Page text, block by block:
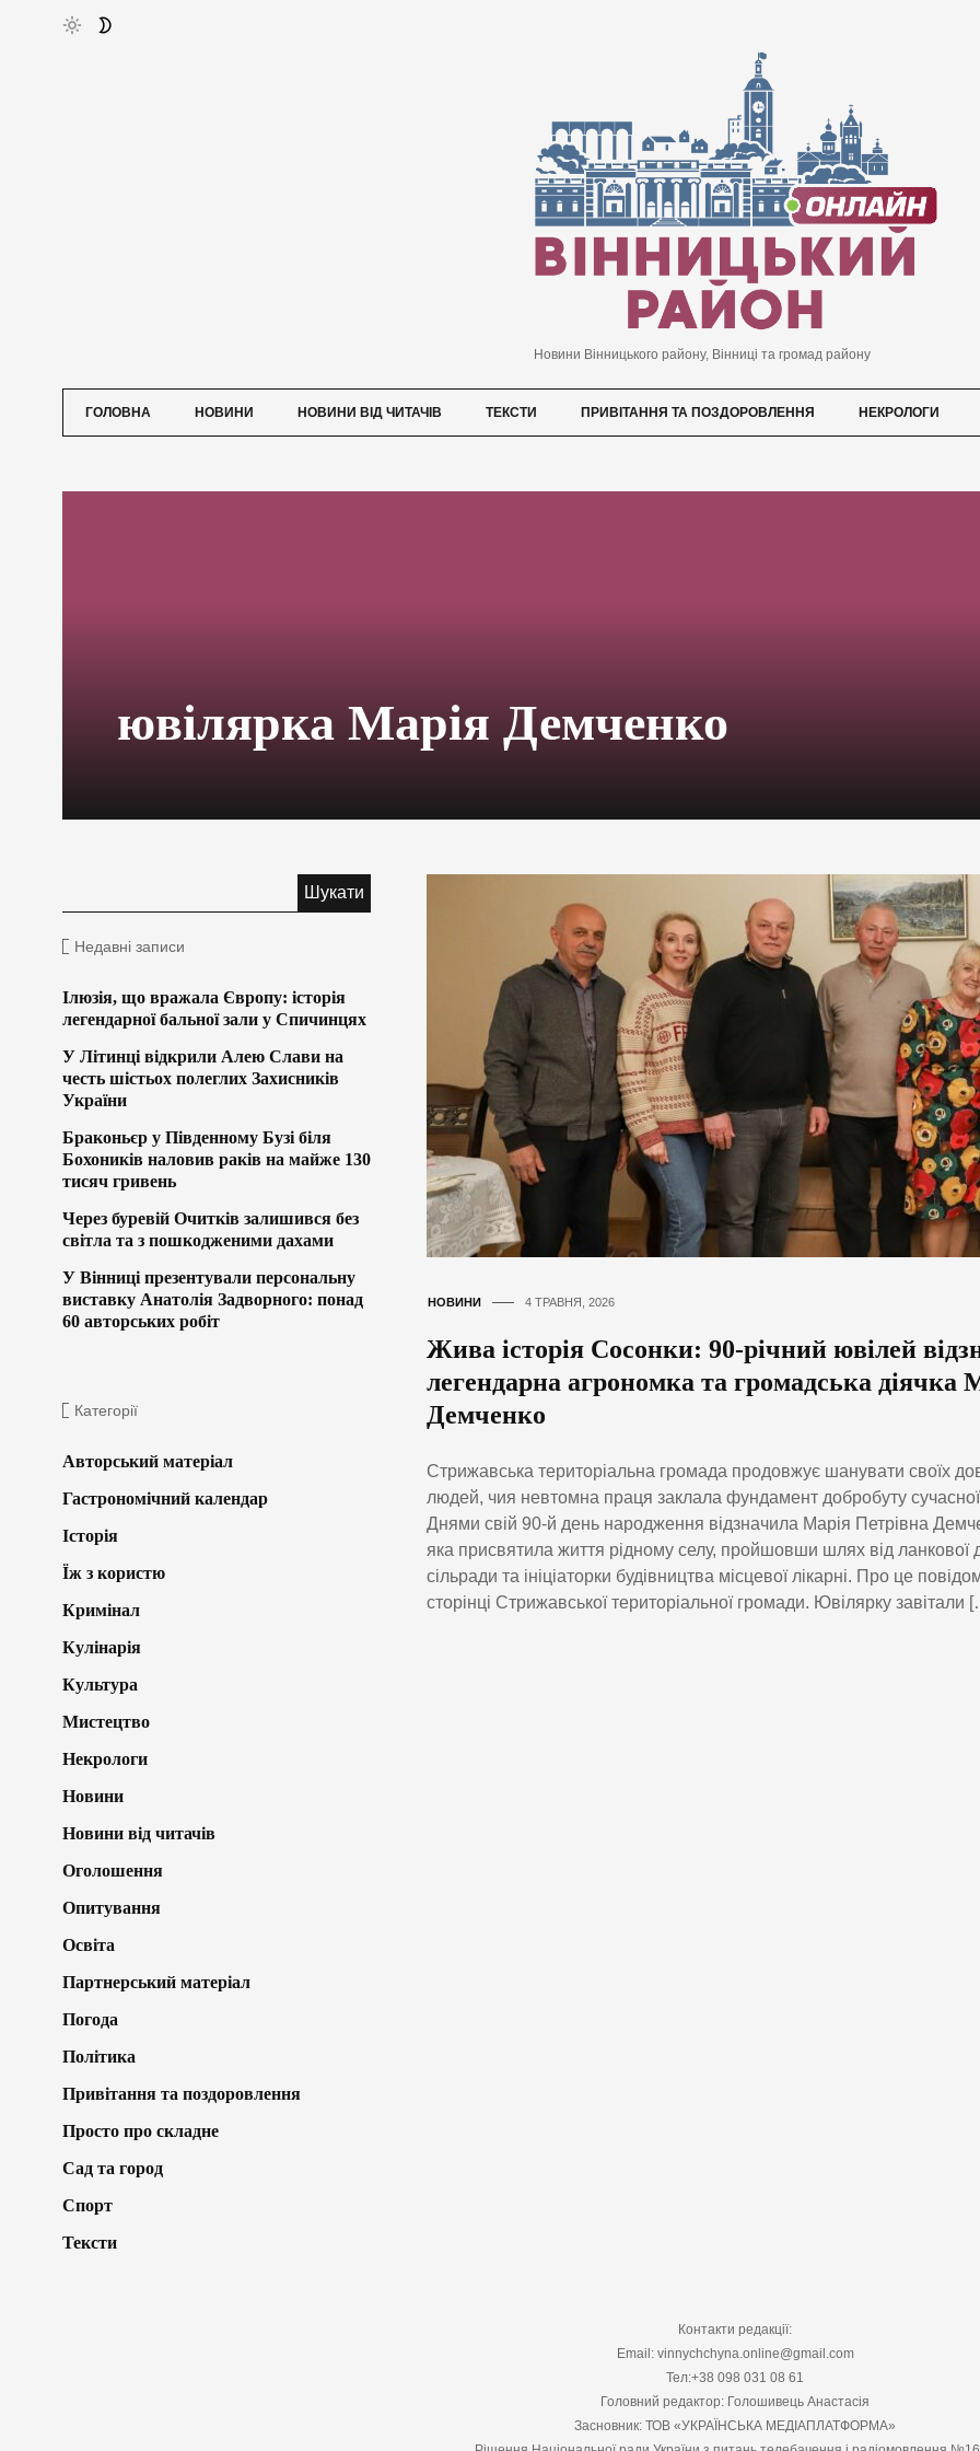
Новини Вінницького району, Вінниці та громад району
ГОЛОВНА НОВИНИ НОВИНИ ВІД ЧИТАЧІВ ТЕКСТИ ПРИВІТАННЯ ТА ПОЗДОРОВЛЕННЯ НЕКРОЛОГИ
ювілярка Марія Демченко
НОВИНИ 4 ТРАВНЯ, 2026
Жива історія Сосонки: 90-річний ювілей
легендарна агрономка та громадська діячка
Демченко
Стрижавська територіальна громада продовжує шанувати своїх
людей, чия невтомна праця заклала фундамент добробуту
Днями свій 90-й день народження відзначила Марія Петрівна
яка присвятила життя рідному селу, пройшовши шлях від ланкової
сільради та ініціаторки будівництва місцевої лікарні. Про це
сторінці Стрижавської територіальної громади. Ювілярку завітали
Недавні записи
Ілюзія, що вражала Європу: історія
легендарної бальної зали у Спичинцях
У Літинці відкрили Алею Слави на
честь шістьох полеглих Захисників
України
Браконьєр у Південному Бузі біля
Бохоників наловив раків на майже 130
тисяч гривень
Через буревій Очитків залишився без
світла та з пошкодженими дахами
У Вінниці презентували персональну
виставку Анатолія Задворного: понад
60 авторських робіт
Категорії
Авторський матеріал
Гастрономічний календар
Історія
Їж з користю
Кримінал
Кулінарія
Культура
Мистецтво
Некрологи
Новини
Новини від читачів
Оголошення
Опитування
Освіта
Партнерський матеріал
Погода
Політика
Привітання та поздоровлення
Просто про складне
Сад та город
Спорт
Тексти
Контакти редакції:
Email: vinnychchyna.online@gmail.com
Тел:+38 098 031 08 61
Головний редактор: Голошивець Анастасія
Засновник: ТОВ «УКРАЇНСЬКА МЕДІАПЛАТФОРМА»